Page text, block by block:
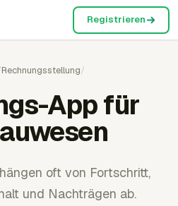
Registrieren
Rechnungsstellung/
App für
oft von Fortschritt,
und Nachträgen ab.